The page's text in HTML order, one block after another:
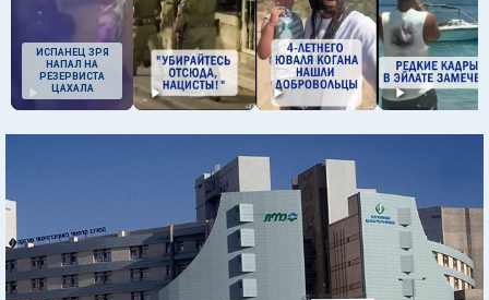
ИСПАНЕЦ ЗРЯ
НАПАЛ НА
РЕЗЕРВИСТА
ЦАХАЛА